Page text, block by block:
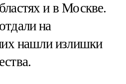
и в Москве.
на
нашли излишки